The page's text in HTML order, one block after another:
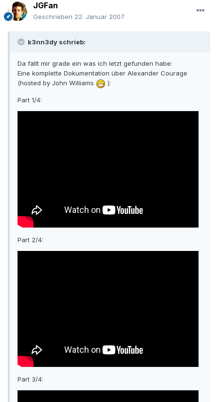
JGFan
Geschrieben 22. Januar 2007
k3nn3dy schrieb:
Da fällt mir grade ein was ich letzt gefunden habe:
Eine komplette Dokumentation über Alexander Courage
(hosted by John Williams
):
Part 1/4:
Part 2/4:
Part 3/4: